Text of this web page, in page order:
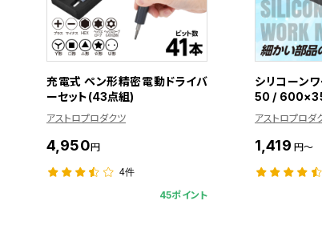
充電式 ペン形精密電動ドライバ
ーセット(43点組)
アストロプロダクツ
4,950円
4件
45ポイント
シリコーン
50 /
アストロプロダ
1,419 円～